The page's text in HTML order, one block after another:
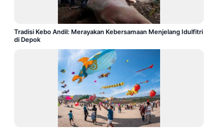
Tradisi Kebo Andil: Merayakan Kebersamaan Menjelang Idulfitri
di Depok